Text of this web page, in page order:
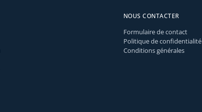
NOUS CONTACTER
Formulaire de contact
Politique de confidentialité
Conditions générales